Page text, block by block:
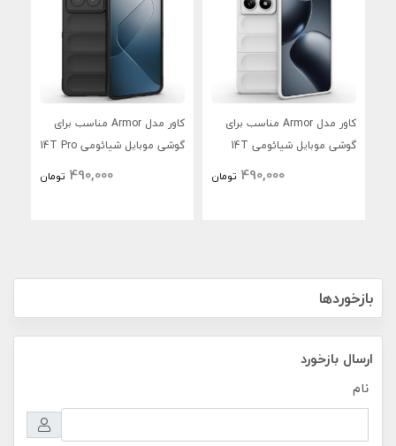
کاور مدل Armor مناسب برای
گوشی موبایل شیائومی 14T
490,000 تومان
کاور مدل Armor مناسب برای
گوشی موبایل شیائومی 14T Pro
490,000 تومان
بازخوردها
ارسال بازخورد
نام